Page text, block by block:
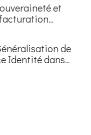
et
de
Identité dans